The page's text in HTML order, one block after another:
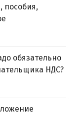
пособия,
обязательно
НДС?